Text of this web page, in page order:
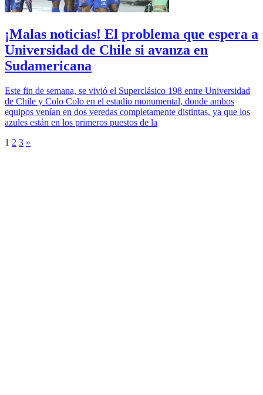
¡Malas noticias! El problema que espera a
Universidad de Chile si avanza en
Sudamericana
Este fin de semana, se vivió el Superclásico 198 entre Universidad
de Chile y Colo Colo en el estadio monumental, donde ambos
equipos venían en dos veredas completamente distintas, ya que los
azules están en los primeros puestos de la
1 2 3 »